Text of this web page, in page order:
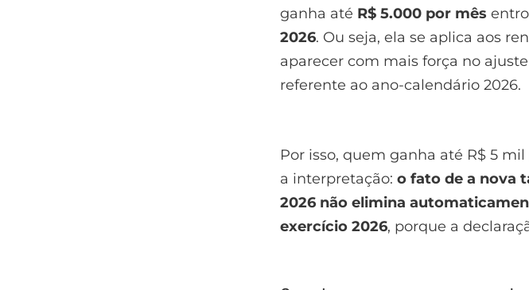
ganha até R$ 5.000 por mês
2026. Ou seja, ela se aplica aos
aparecer com mais força no
referente ao ano-calendário 2026.
Por isso, quem ganha até R$ 5
a interpretação: o fato de a nova
2026 não elimina
exercício 2026, porque a